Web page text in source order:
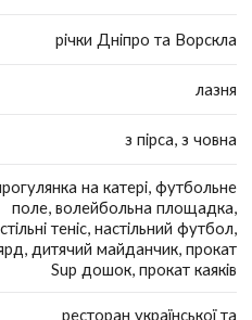
річки Дніпро та Ворскла
лазня
з пірса, з човна
на катері, футбольне
поле, волейбольна площадка,
теніс, настільний футбол,
дитячий майданчик, прокат
Sup дошок, прокат каяків
ресторан української та